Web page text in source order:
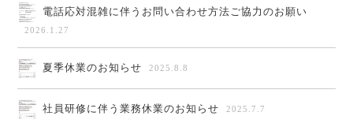
電話応対混雑に伴うお問い合わせ方法ご協力のお願い
2026.1.27
夏季休業のお知らせ 2025.8.8
社員研修に伴う業務休業のお知らせ 2025.7.7